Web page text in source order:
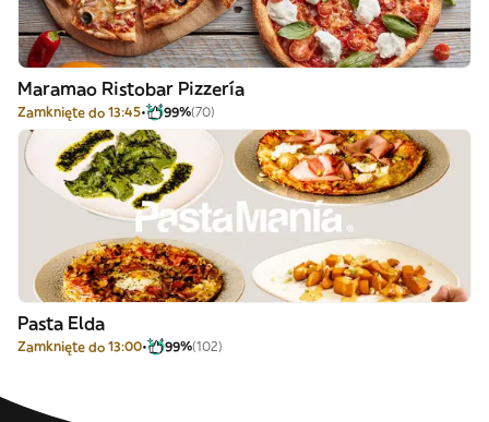
Maramao Ristobar Pizzería
Zamknięte do 13:45 99%(70)
Pasta Elda
Zamknięte do 13:00 99%(102)